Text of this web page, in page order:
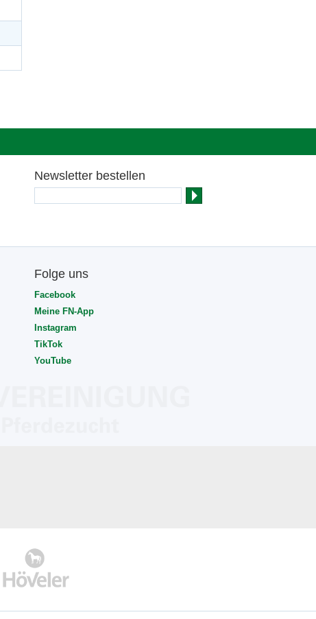
Newsletter bestellen
Folge uns
Facebook
Meine FN-App
Instagram
TikTok
YouTube